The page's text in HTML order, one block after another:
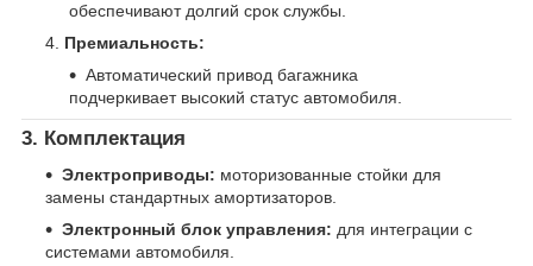
обеспечивают долгий срок службы.
Премиальность:
Автоматический привод багажника
подчеркивает высокий статус автомобиля.
3. Комплектация
Электроприводы: моторизованные стойки для
замены стандартных амортизаторов.
Электронный блок управления: для интеграции с
системами автомобиля.